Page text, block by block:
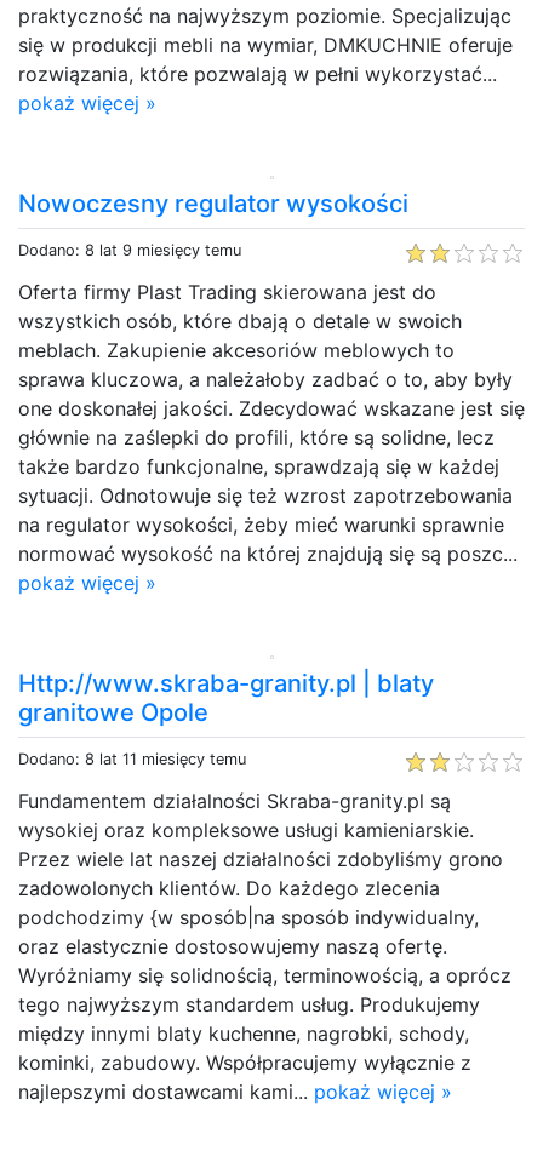
praktyczność na najwyższym poziomie. Specjalizując
się w produkcji mebli na wymiar, DMKUCHNIE oferuje
rozwiązania, które pozwalają w pełni wykorzystać...
pokaż więcej »
Nowoczesny regulator wysokości
Dodano: 8 lat 9 miesięcy temu
Oferta firmy Plast Trading skierowana jest do
wszystkich osób, które dbają o detale w swoich
meblach. Zakupienie akcesoriów meblowych to
sprawa kluczowa, a należałoby zadbać o to, aby były
one doskonałej jakości. Zdecydować wskazane jest się
głównie na zaślepki do profili, które są solidne, lecz
także bardzo funkcjonalne, sprawdzają się w każdej
sytuacji. Odnotowuje się też wzrost zapotrzebowania
na regulator wysokości, żeby mieć warunki sprawnie
normować wysokość na której znajdują się są poszc...
pokaż więcej »
Http://www.skraba-granity.pl | blaty
granitowe Opole
Dodano: 8 lat 11 miesięcy temu
Fundamentem działalności Skraba-granity.pl są
wysokiej oraz kompleksowe usługi kamieniarskie.
Przez wiele lat naszej działalności zdobyliśmy grono
zadowolonych klientów. Do każdego zlecenia
podchodzimy {w sposób|na sposób indywidualny,
oraz elastycznie dostosowujemy naszą ofertę.
Wyróżniamy się solidnością, terminowością, a oprócz
tego najwyższym standardem usług. Produkujemy
między innymi blaty kuchenne, nagrobki, schody,
kominki, zabudowy. Współpracujemy wyłącznie z
najlepszymi dostawcami kami... pokaż więcej »